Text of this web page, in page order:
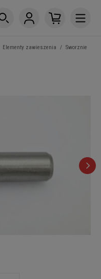
Elementy zawieszenia / Sworznie